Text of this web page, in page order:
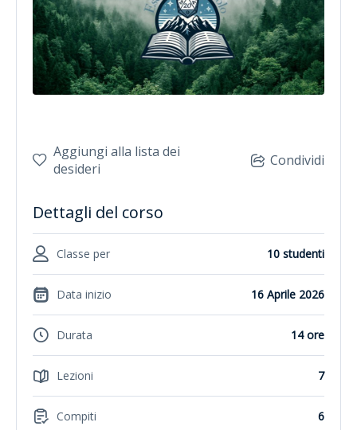
Aggiungi alla lista dei
desideri
Condividi
Dettagli del corso
Classe per 10 studenti
Data inizio 16 Aprile 2026
Durata 14 ore
Lezioni 7
Compiti 6